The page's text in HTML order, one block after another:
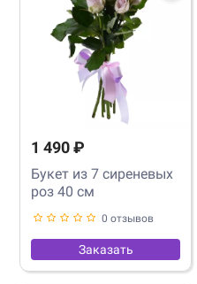
1 490 ₽
Букет из 7 сиреневых
роз 40 см
0 отзывов
Заказать